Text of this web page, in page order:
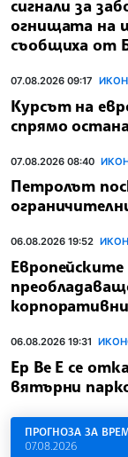
сигнали за
огнищата на
съобщиха от
07.08.2026 09:17
Курсът на
спрямо
07.08.2026 08:40
Петролът
06.08.2026 19:52
06.08.2026 19:31
Ер Ве Е се
вятърни
ПРОГНОЗА ЗА
07.08.2026